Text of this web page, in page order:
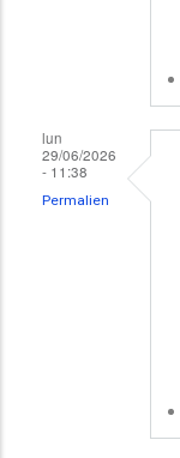
lun
29/06/2026
- 11:38
Permalien